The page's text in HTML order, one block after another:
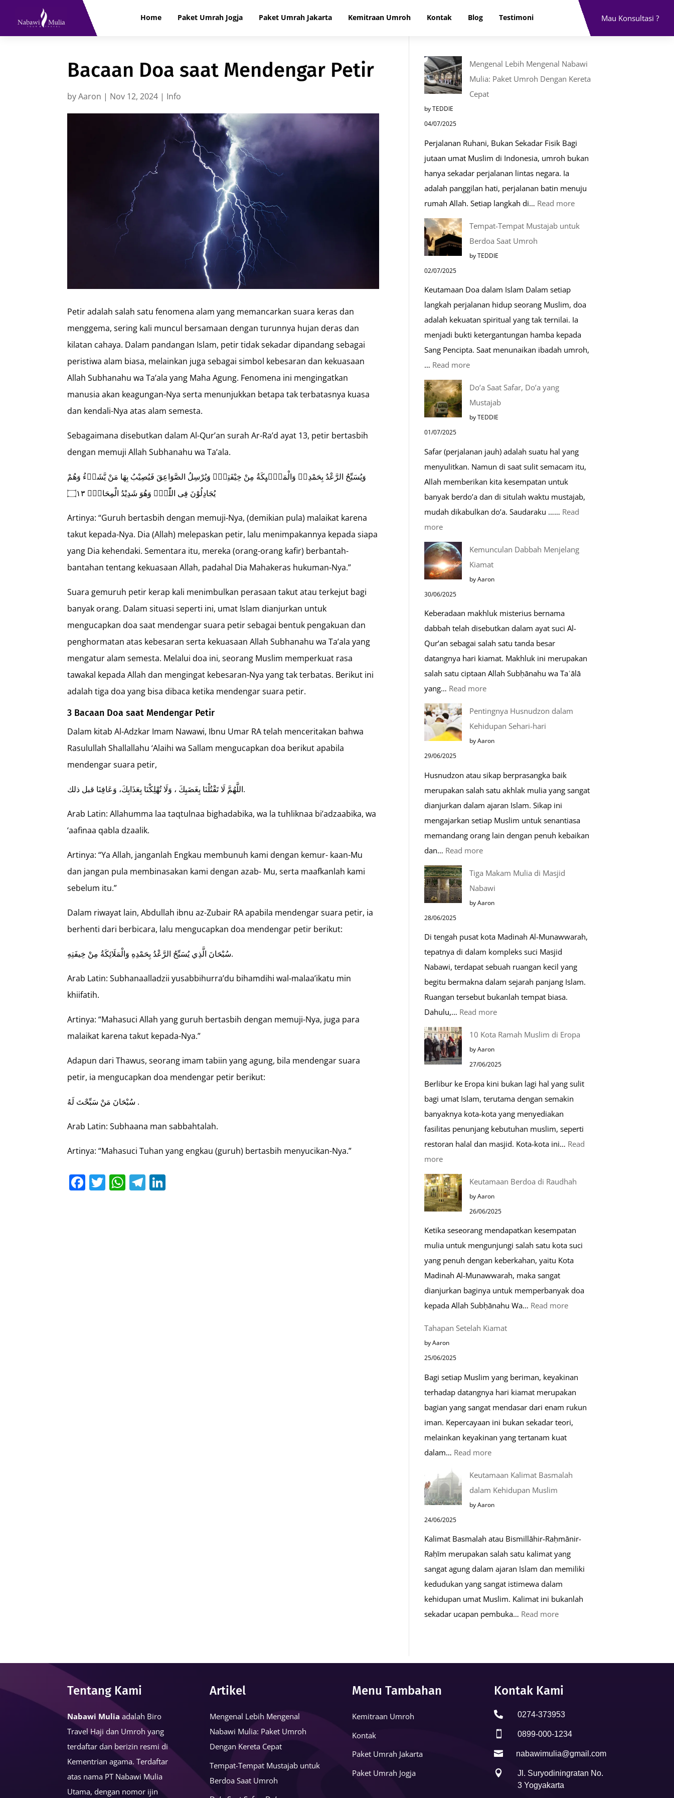
Home Paket Umrah Jogja Paket Umrah Jakarta Kemitraan Umroh Kontak Blog Testimoni Mau Konsultasi ?
Bacaan Doa saat Mendengar Petir
byAaron | Nov 12, 2024 | Info
Petir adalah salah satu fenomena alam yang memancarkan suara keras dan
menggema, sering kali muncul bersamaan dengan turunnya hujan deras dan
kilatan cahaya. Dalam pandangan Islam, petir tidak sekadar dipandang sebagai
peristiwa alam biasa, melainkan juga sebagai simbol kebesaran dan kekuasaan
Allah Subhanahu wa Ta’ala yang Maha Agung. Fenomena ini mengingatkan
manusia akan keagungan-Nya serta menunjukkan betapa tak terbatasnya kuasa
dan kendali-Nya atas alam semesta.
Sebagaimana disebutkan dalam Al-Qur’an surah Ar-Ra’d ayat 13, petir bertasbih
dengan memuji Allah Subhanahu wa Ta’ala.
وَيُسَبِّحُ الرَّعْدُ بِحَمْدِهٖ وَالْمَلٰۤىِٕكَةُ مِنْ خِيْفَتِهٖۚ وَيُرْسِلُ الصَّوَاعِقَ فَيُصِيْبُ بِهَا مَنْ يَّشَاۤءُ وَهُمْ
يُجَادِلُوْنَ فِى اللّٰهِۚ وَهُوَ شَدِيْدُ الْمِحَالِۗ ۝١٣
Artinya: “Guruh bertasbih dengan memuji-Nya, (demikian pula) malaikat karena
takut kepada-Nya. Dia (Allah) melepaskan petir, lalu menimpakannya kepada siapa
yang Dia kehendaki. Sementara itu, mereka (orang-orang kafir) berbantah-
bantahan tentang kekuasaan Allah, padahal Dia Mahakeras hukuman-Nya.”
Suara gemuruh petir kerap kali menimbulkan perasaan takut atau terkejut bagi
banyak orang. Dalam situasi seperti ini, umat Islam dianjurkan untuk
mengucapkan doa saat mendengar suara petir sebagai bentuk pengakuan dan
penghormatan atas kebesaran serta kekuasaan Allah Subhanahu wa Ta’ala yang
mengatur alam semesta. Melalui doa ini, seorang Muslim memperkuat rasa
tawakal kepada Allah dan mengingat kebesaran-Nya yang tak terbatas. Berikut ini
adalah tiga doa yang bisa dibaca ketika mendengar suara petir.
3 Bacaan Doa saat Mendengar Petir
Dalam kitab Al-Adzkar Imam Nawawi, Ibnu Umar RA telah menceritakan bahwa
Rasulullah Shallallahu ‘Alaihi wa Sallam mengucapkan doa berikut apabila
mendengar suara petir,
اللَّهُمَّ لَا تَقْتُلْنَا بِغَضَبِكَ ، وَلَا تُهْلِكْنَا بِعَذَابِكَ، وَعَافِنَا قبل ذلك.
Arab Latin: Allahumma laa taqtulnaa bighadabika, wa la tuhliknaa bi’adzaabika, wa
‘aafinaa qabla dzaalik.
Artinya: “Ya Allah, janganlah Engkau membunuh kami dengan kemur- kaan-Mu
dan jangan pula membinasakan kami dengan azab- Mu, serta maafkanlah kami
sebelum itu.”
Dalam riwayat lain, Abdullah ibnu az-Zubair RA apabila mendengar suara petir, ia
berhenti dari berbicara, lalu mengucapkan doa mendengar petir berikut:
سُبْحَانَ الَّذِي يُسَبِّحُ الرَّعْدُ بِحَمْدِهِ وَالْمَلَائِكَةُ مِنْ خِيفَتِهِ.
Arab Latin: Subhanaalladzii yusabbihurra’du bihamdihi wal-malaa’ikatu min
khiifatih.
Artinya: “Mahasuci Allah yang guruh bertasbih dengan memuji-Nya, juga para
malaikat karena takut kepada-Nya.”
Adapun dari Thawus, seorang imam tabiin yang agung, bila mendengar suara
petir, ia mengucapkan doa mendengar petir berikut:
سُبْحَانَ مَنْ سَبِّحْتَ لَهُ .
Arab Latin: Subhaana man sabbahtalah.
Artinya: “Mahasuci Tuhan yang engkau (guruh) bertasbih menyucikan-Nya.”
Facebook
Twitter
WhatsApp
Telegram
Mengenal Lebih Mengenal Nabawi
Mulia: Paket Umroh Dengan Kereta
Cepat
by TEDDIE
04/07/2025
Perjalanan Ruhani, Bukan Sekadar Fisik Bagi
jutaan umat Muslim di Indonesia, umroh bukan
hanya sekadar perjalanan lintas negara. Ia
adalah panggilan hati, perjalanan batin menuju
rumah Allah. Setiap langkah di… Read more:
Umroh
Dengan
Kereta
Cepat
Tempat-Tempat Mustajab untuk
Berdoa Saat Umroh
by TEDDIE
02/07/2025
Keutamaan Doa dalam Islam Dalam setiap
langkah perjalanan hidup seorang Muslim, doa
adalah kekuatan spiritual yang tak ternilai. Ia
menjadi bukti ketergantungan hamba kepada
Sang Pencipta. Saat menunaikan ibadah umroh,
… Read more:
Mustajab
Saat
Umroh
Do’a Saat Safar, Do’a yang
Mustajab
by TEDDIE
01/07/2025
Safar (perjalanan jauh) adalah suatu hal yang
menyulitkan. Namun di saat sulit semacam itu,
Allah memberikan kita kesempatan untuk
banyak berdo’a dan di situlah waktu mustajab,
mudah dikabulkan do’a. Saudaraku …… Read
more:
Do’a
Saat
Safar,
Mustajab
Kemunculan Dabbah Menjelang
Kiamat
by Aaron
30/06/2025
Keberadaan makhluk misterius bernama
dabbah telah disebutkan dalam ayat suci Al-
Qur’an sebagai salah satu tanda besar
datangnya hari kiamat. Makhluk ini merupakan
salah satu ciptaan Allah Subḥānahu wa Taʿālā
yang… Read more:
Dabbah
Menjelang
Pentingnya Husnudzon dalam
Kehidupan Sehari-hari
by Aaron
29/06/2025
Husnudzon atau sikap berprasangka baik
merupakan salah satu akhlak mulia yang sangat
dianjurkan dalam ajaran Islam. Sikap ini
mengajarkan setiap Muslim untuk senantiasa
memandang orang lain dengan penuh kebaikan
dan… Read more:
hari
Tiga Makam Mulia di Masjid
Nabawi
by Aaron
28/06/2025
Di tengah pusat kota Madinah Al-Munawwarah,
tepatnya di dalam kompleks suci Masjid
Nabawi, terdapat sebuah ruangan kecil yang
begitu bermakna dalam sejarah panjang Islam.
Ruangan tersebut bukanlah tempat biasa.
Dahulu,… Read more:
Masjid
Nabawi
10 Kota Ramah Muslim di Eropa
by Aaron
27/06/2025
Berlibur ke Eropa kini bukan lagi hal yang sulit
bagi umat Islam, terutama dengan semakin
banyaknya kota-kota yang menyediakan
fasilitas penunjang kebutuhan muslim, seperti
restoran halal dan masjid. Kota-kota ini… Read
more:
10
Kota
Ramah
di
Eropa
Keutamaan Berdoa di Raudhah
by Aaron
26/06/2025
Ketika seseorang mendapatkan kesempatan
mulia untuk mengunjungi salah satu kota suci
yang penuh dengan keberkahan, yaitu Kota
Madinah Al-Munawwarah, maka sangat
dianjurkan baginya untuk memperbanyak doa
kepada Allah Subḥānahu Wa… Read more:
Tahapan Setelah Kiamat
by Aaron
25/06/2025
Bagi setiap Muslim yang beriman, keyakinan
terhadap datangnya hari kiamat merupakan
bagian yang sangat mendasar dari enam rukun
iman. Kepercayaan ini bukan sekadar teori,
melainkan keyakinan yang tertanam kuat
dalam… Read more:
Keutamaan Kalimat Basmalah
dalam Kehidupan Muslim
by Aaron
24/06/2025
Kalimat Basmalah atau Bismillāhir-Raḥmānir-
Raḥīm merupakan salah satu kalimat yang
sangat agung dalam ajaran Islam dan memiliki
kedudukan yang sangat istimewa dalam
kehidupan umat Muslim. Kalimat ini bukanlah
sekadar ucapan pembuka… Read more:
Kehidupan
Tentang Kami
Nabawi Mulia adalah Biro
Travel Haji dan Umroh yang
terdaftar dan berizin resmi di
Kementrian agama. Terdaftar
atas nama PT Nabawi Mulia
Utama, dengan nomor ijin
Artikel
Mengenal Lebih Mengenal
Nabawi Mulia: Paket Umroh
Dengan Kereta Cepat
Tempat-Tempat Mustajab untuk
Berdoa Saat Umroh
Menu Tambahan
Kemitraan Umroh
Kontak
Paket Umrah Jakarta
Paket Umrah Jogja
Kontak Kami
 0274-373953
 0899-000-1234
 nabawimulia@gmail.com

Jl. Suryodiningratan No.
3 Yogyakarta